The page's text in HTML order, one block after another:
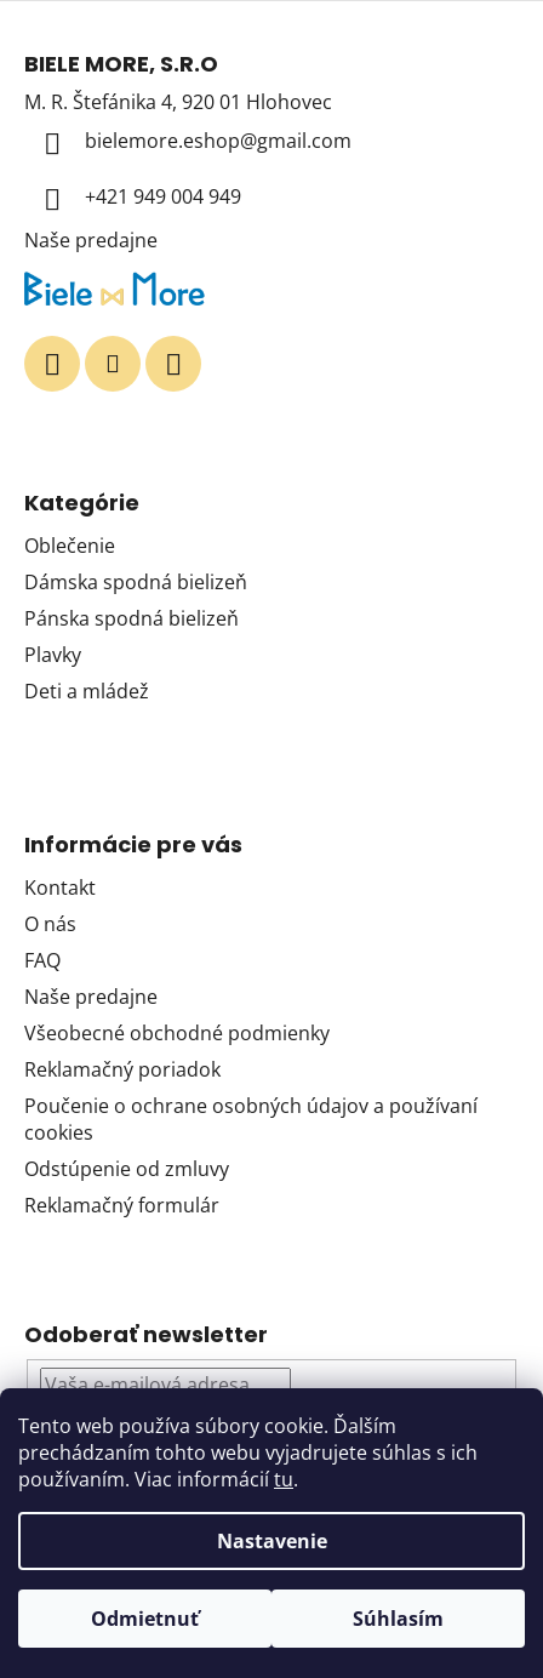
Tento web používa súbory cookie. Ďalším
prechádzaním tohto webu vyjadrujete súhlas s ich
používaním. Viac informáciítu.
Nastavenie
Odmietnuť Súhlasím
Z
BIELE MORE, S.R.O
M. R. Štefánika 4, 920 01 Hlohovec
bielemore.eshop@gmail.com
+421 949 004 949
Naše predajne
Kategórie
Oblečenie
Dámska spodná bielizeň
Pánska spodná bielizeň
Plavky
Deti a mládež
Informácie pre vás
Kontakt
O nás
FAQ
Naše predajne
Všeobecné obchodné podmienky
Reklamačný poriadok
Poučenie o ochrane osobných údajov a používaní
cookies
Odstúpenie od zmluvy
Reklamačný formulár
Odoberať newsletter
Vložením e-mailu súhlasíte s
podmienkami ochrany osobných údajov
PRIHLÁSIŤ